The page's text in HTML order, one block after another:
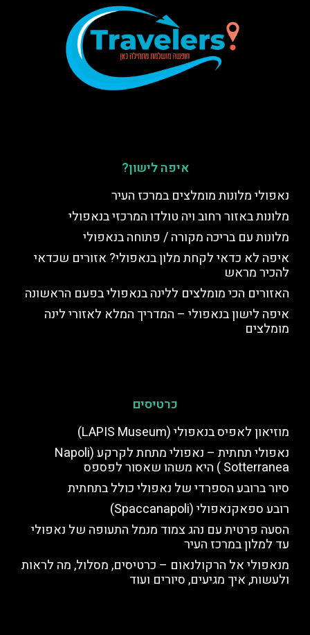
איפה לישון?
נאפולי מלונות מומלצים במרכז העיר
מלונות באזור רחוב ויה טולדו המרכזי בנאפולי
מלונות עם בריכה מקורה / פתוחה בנאפולי
איפה לא כדאי לקחת מלון בנאפולי? אזורים שכדאי
להכיר מראש
האזורים הכי מומלצים ללינה בנאפולי בפעם הראשונה
איפה לישון בנאפולי – המדריך המלא לאזורי לינה
מומלצים
כרטיסים
מוזיאון לאפיס בנאפולי (LAPIS Museum)
נאפולי תחתית – נאפולי מתחת לקרקע (Napoli
Sotterranea ) היא משהו שאסור לפספס
סיור ברובע הספרדי של נאפולי כולל בתחתית
רובע ספאקנאפולי (Spaccanapoli)
הסעה פרטית עם נהג צמוד מנמל התעופה של נאפולי
עד למלון במרכז העיר
מנאפולי אל הרקולנאום – כרטיסים, מסלול, מה לראות
ולעשות, איך מגיעים, סיורים ועוד